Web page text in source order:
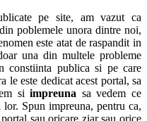
pe site, am vazut ca
poblemele unora dintre noi,
este atat de raspandit in
una din multele probleme
constiinta publica si pe care
le este dedicat acest portal, sa
siimpreuna sa vedem ce
Spun impreuna, pentru ca,
sau oricare ziar sau orice